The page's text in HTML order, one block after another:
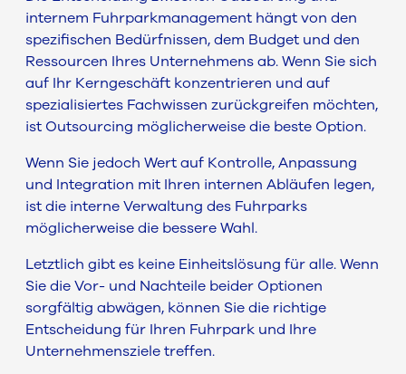
internem Fuhrparkmanagement hängt von den
spezifischen Bedürfnissen, dem Budget und den
Ressourcen Ihres Unternehmens ab. Wenn Sie sich
auf Ihr Kerngeschäft konzentrieren und auf
spezialisiertes Fachwissen zurückgreifen möchten,
ist Outsourcing möglicherweise die beste Option.
Wenn Sie jedoch Wert auf Kontrolle, Anpassung
und Integration mit Ihren internen Abläufen legen,
ist die interne Verwaltung des Fuhrparks
möglicherweise die bessere Wahl.
Letztlich gibt es keine Einheitslösung für alle. Wenn
Sie die Vor- und Nachteile beider Optionen
sorgfältig abwägen, können Sie die richtige
Entscheidung für Ihren Fuhrpark und Ihre
Unternehmensziele treffen.